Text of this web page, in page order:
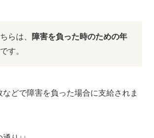
らは、
障害を負った時のための年
です。
どで障害を負った場合に支給されま